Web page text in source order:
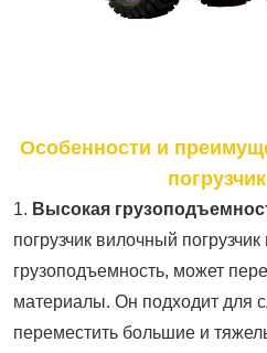
Особенности и
1. Высокая
погрузчик вилочный
грузоподъемность, может
материалы. Он подходит для
переместить большие и